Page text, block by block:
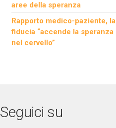
aree della speranza
Rapporto medico-paziente, la
fiducia “accende la speranza
nel cervello”
Seguici su